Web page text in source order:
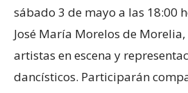
sábado 3 de mayo a las 18:00
José María Morelos de
artistas en escena y
dancísticos. Participarán